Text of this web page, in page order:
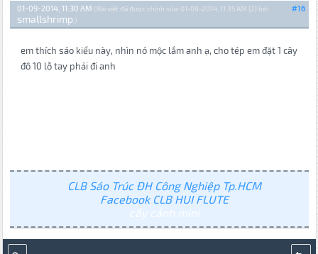
#16
01-09-2014, 11:30 AM (Bài viết đã được chỉnh sửa: 01-09-2014, 11:35 AM {2} bởi
smallshrimp .)
em thích sáo kiểu này, nhìn nó mộc lắm anh ạ, cho tép em đặt 1 cây
đô 10 lỗ tay phải đi anh
CLB Sáo Trúc ĐH Công Nghiệp Tp.HCM
Facebook CLB HUI FLUTE
cây cảnh mini